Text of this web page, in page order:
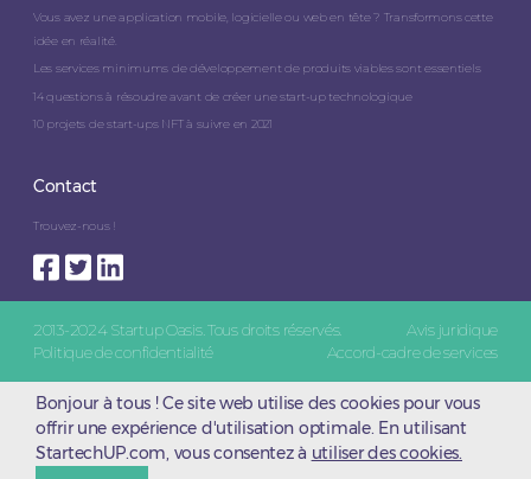
Vous avez une application mobile, logicielle ou web en tête ? Transformons cette
idée en réalité.
Les services minimums de développement de produits viables sont essentiels
14 questions à résoudre avant de créer une start-up technologique
10 projets de start-ups NFT à suivre en 2021
Contact
Trouvez-nous !
2013-2024 Startup Oasis. Tous droits réservés.
Avis juridique
Politique de confidentialité
Accord-cadre de services
Bonjour à tous ! Ce site web utilise des cookies pour vous
offrir une expérience d'utilisation optimale. En utilisant
StartechUP.com, vous consentez à utiliser des cookies.